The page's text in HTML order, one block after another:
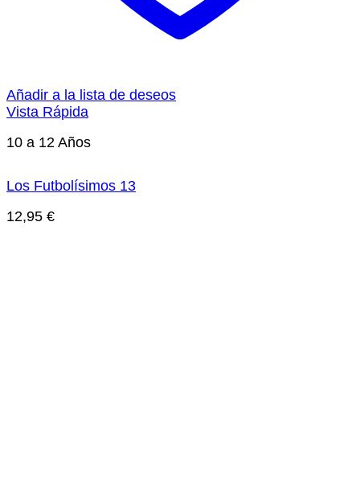
Añadir a la lista de deseos
Vista Rápida
10 a 12 Años
Los Futbolísimos 13
12,95 €